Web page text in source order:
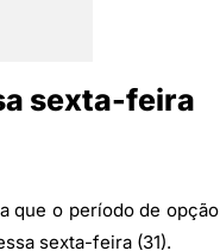
sexta-feira
que o período de opção
sexta-feira (31).